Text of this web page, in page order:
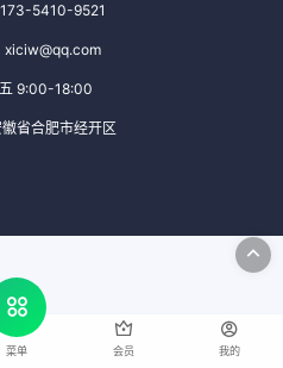
5410-9521
xiciw@qq.com
9:00-18:00
省合肥市经开区
菜单 会员 我的